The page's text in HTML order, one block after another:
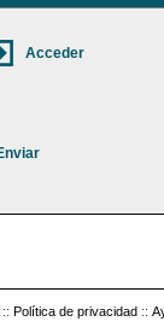
:: Política de privacidad ::